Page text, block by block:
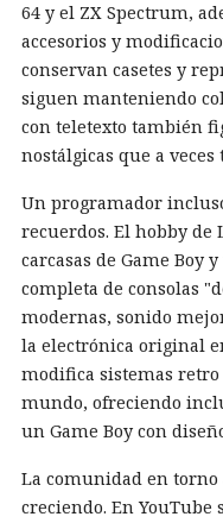
64 y el ZX Spectrum,
accesorios y
conservan casetes y
siguen manteniendo
con teletexto también
nostálgicas que a veces
Un programador
recuerdos. El hobby de
carcasas de Game Boy
completa de consolas
modernas, sonido
la electrónica original
modifica sistemas
mundo, ofreciendo
un Game Boy con
La comunidad en torno
creciendo. En